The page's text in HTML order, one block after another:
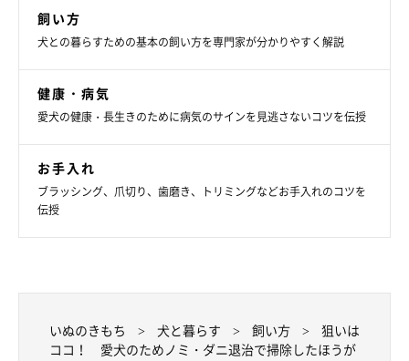
飼い方
犬との暮らすための基本の飼い方を専門家が分かりやすく解説
健康・病気
愛犬の健康・長生きのために病気のサインを見逃さないコツを伝授
お手入れ
ブラッシング、爪切り、歯磨き、トリミングなどお手入れのコツを
伝授
いぬのきもち 犬と暮らす 飼い方
狙いは
ココ！ 愛犬のためノミ・ダニ退治で掃除したほうが